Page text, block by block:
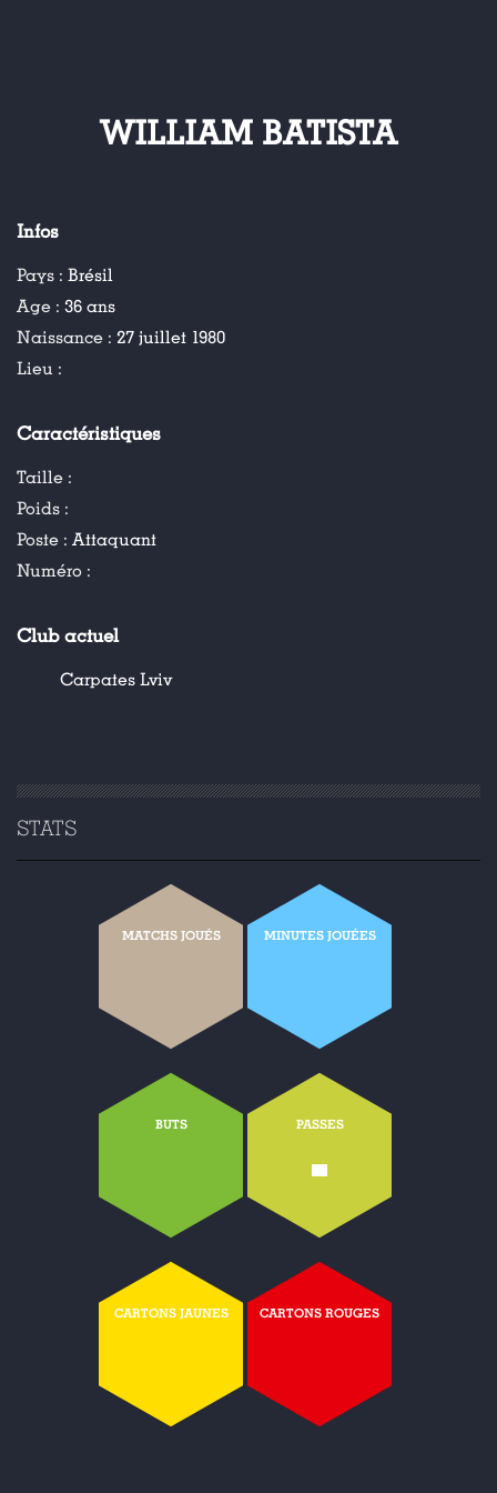
WILLIAM BATISTA
Infos
Pays : Brésil
Age : 36 ans
Naissance : 27 juillet 1980
Lieu :
Caractéristiques
Taille :
Poids :
Poste : Attaquant
Numéro :
Club actuel
Carpates Lviv
STATS
MATCHS JOUÉS MINUTES JOUÉES
BUTS PASSES
-
CARTONS JAUNES CARTONS ROUGES